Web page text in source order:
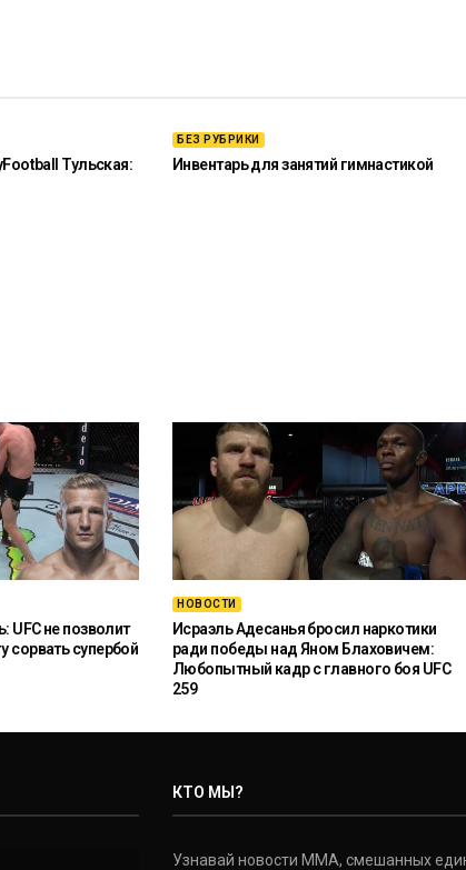
Тульская:
БЕЗ РУБРИКИ
Инвентарь для занятий гимнастикой
UFC не позволит
сорвать супербой
НОВОСТИ
Исраэль Адесанья бросил наркотики
ради победы над Яном Блаховичем:
Любопытный кадр с главного боя UFC
259
КТО МЫ?
Узнавай новости ММА, смешанных